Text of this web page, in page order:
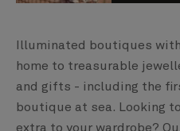
Illuminated boutiques
home to treasurable
and gifts - including the
boutique at sea. Looking
extra to your wardrobe?